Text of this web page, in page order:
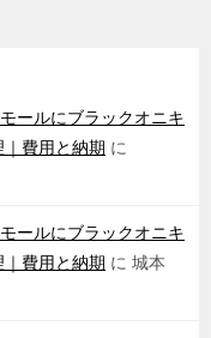
ールにブラックオニキ
費用と納期 に
ールにブラックオニキ
費用と納期 に 城本